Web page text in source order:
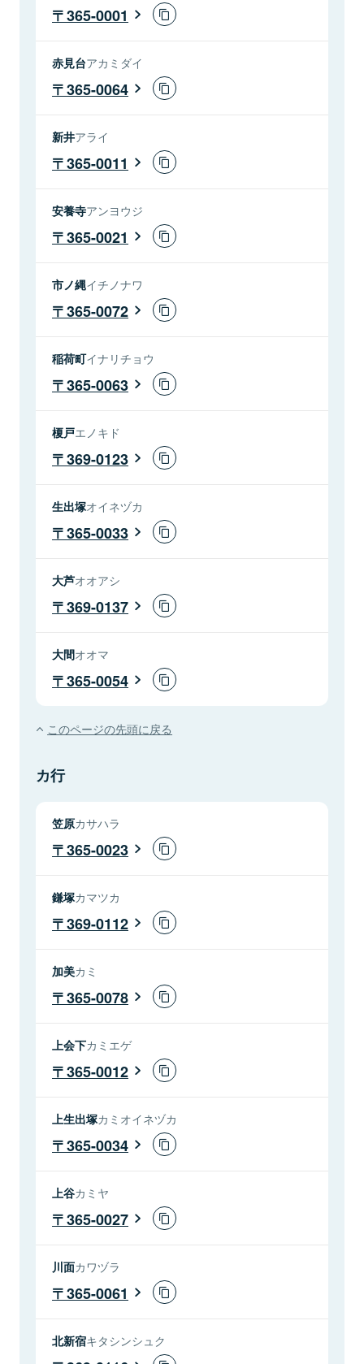
365-0001
赤見台アカミダイ
365-0064
新井アライ
365-0011
安養寺アンヨウジ
365-0021
市ノ縄イチノナワ
365-0072
稲荷町イナリチョウ
365-0063
榎戸エノキド
369-0123
生出塚オイネヅカ
365-0033
大芦オオアシ
369-0137
大間オオマ
365-0054
このページの先頭に戻る
カ行
笠原カサハラ
365-0023
鎌塚カマツカ
369-0112
加美カミ
365-0078
上会下カミエゲ
365-0012
上生出塚カミオイネヅカ
365-0034
上谷カミヤ
365-0027
川面カワヅラ
365-0061
北新宿キタシンシュク